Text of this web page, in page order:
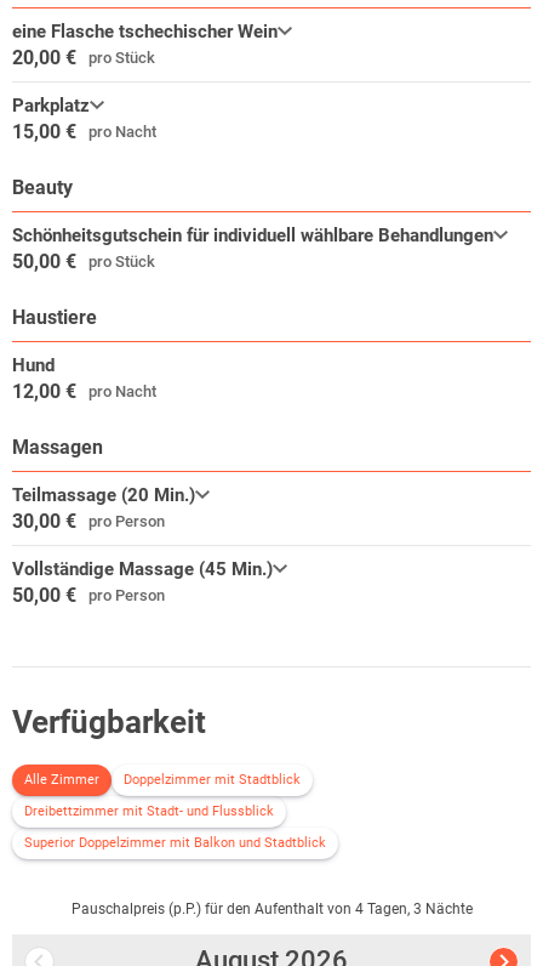
eine Flasche tschechischer Wein
20,00 € pro Stück
Parkplatz
15,00 € pro Nacht
Beauty
Schönheitsgutschein für individuell wählbare Behandlungen
50,00 € pro Stück
Haustiere
Hund
12,00 € pro Nacht
Massagen
Teilmassage (20 Min.)
30,00 € pro Person
Vollständige Massage (45 Min.)
50,00 € pro Person
Verfügbarkeit
Alle Zimmer
Doppelzimmer mit Stadtblick
Dreibettzimmer mit Stadt- und Flussblick
Superior Doppelzimmer mit Balkon und Stadtblick
Pauschalpreis (p.P.) für den Aufenthalt von 4 Tagen, 3 Nächte